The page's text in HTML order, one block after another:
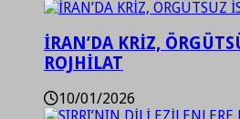
İRAN’DA KRİZ,
ROJHİLAT
10/01/2026